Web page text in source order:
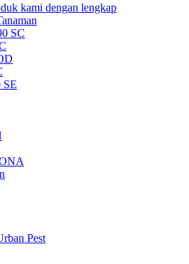
kami dengan lengkap
SC
SE
Pest